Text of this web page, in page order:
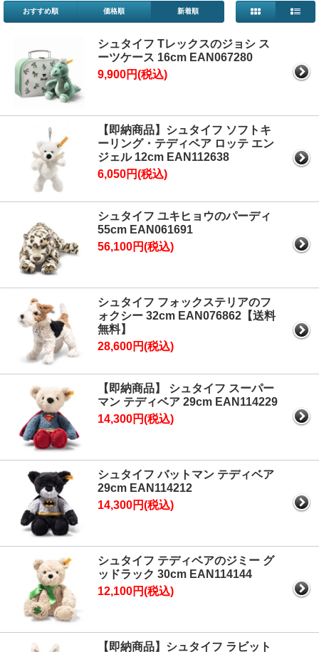
おすすめ順 価格順 新着順
シュタイフ Tレックスのジョシ ス
ーツケース 16cm EAN067280
9,900円(税込)
【即納商品】シュタイフ ソフトキ
ーリング・テディベア ロッテ エン
ジェル 12cm EAN112638
6,050円(税込)
シュタイフ ユキヒョウのパーディ
55cm EAN061691
56,100円(税込)
シュタイフ フォックステリアのフ
ォクシー 32cm EAN076862【送料
無料】
28,600円(税込)
【即納商品】 シュタイフ スーパー
マン テディベア 29cm EAN114229
14,300円(税込)
シュタイフ バットマン テディベア
29cm EAN114212
14,300円(税込)
シュタイフ テディベアのジミー グ
ッドラック 30cm EAN114144
12,100円(税込)
【即納商品】シュタイフ ラビット